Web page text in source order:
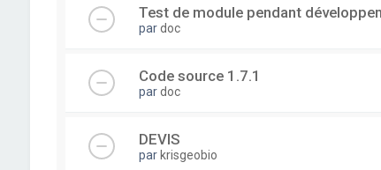
Test de module pendant
pardoc
Code source 1.7.1
pardoc
DEVIS
par krisgeobio